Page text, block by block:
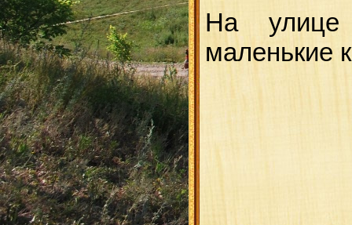
На улице
маленькие